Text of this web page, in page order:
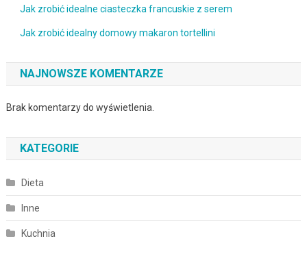
Jak zrobić idealne ciasteczka francuskie z serem
Jak zrobić idealny domowy makaron tortellini
NAJNOWSZE KOMENTARZE
Brak komentarzy do wyświetlenia.
KATEGORIE
Dieta
Inne
Kuchnia